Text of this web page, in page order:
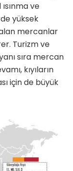
ve
yük­sek
mercanlar
Turizm ve
sıra mercan
kıyıların
için de büyük